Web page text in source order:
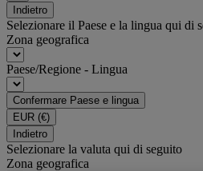
Indietro
Selezionare il Paese e la lingua qui di
Zona geografica
Paese/Regione - Lingua
Confermare Paese e lingua
EUR (€)
Indietro
Selezionare la valuta qui di seguito
Zona geografica